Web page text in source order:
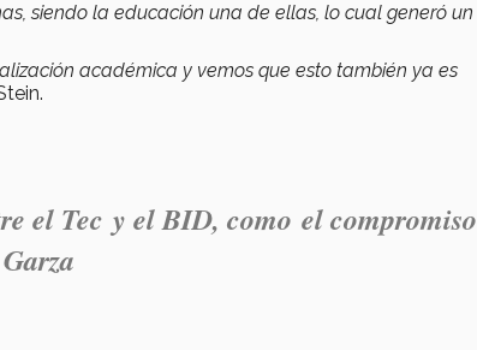
siendo la educación una de ellas, lo cual generó un
académica y vemos que esto también ya es
el Tec y el BID, como el compromiso